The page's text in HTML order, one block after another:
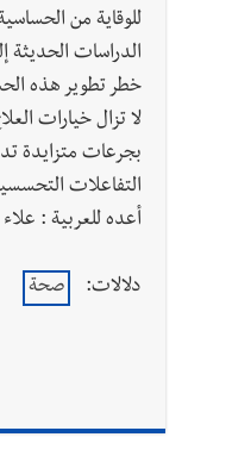
للوقاية من
الدراسات الحديثة
خطر تطوير هذه
لا تزال خيارات
بجرعات متزايدة
التفاعلات
أعده للعربية :
دلالات:
صحة